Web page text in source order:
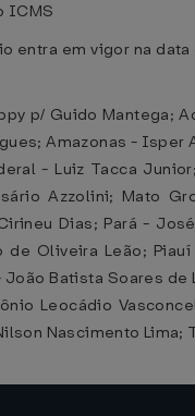
ICMS
entra em vigor na
p/ Guido Mantega;
Amazonas - Isper
- Luiz Tacca
Azzolini; Mato
Dias; Pará -
de Oliveira Leão;
Batista Soares
Leocádio
Nascimento Lima;